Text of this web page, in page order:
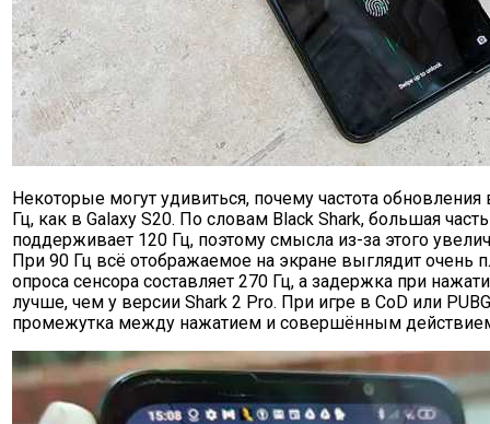
Некоторые могут удивиться, почему частота обновления
Гц, как в Galaxy S20. По словам Black Shark, большая
поддерживает 120 Гц, поэтому смысла из-за этого
При 90 Гц всё отображаемое на экране выглядит очень
опроса сенсора составляет 270 Гц, а задержка при
лучше, чем у версии Shark 2 Pro. При игре в CoD или
промежутка между нажатием и совершённым